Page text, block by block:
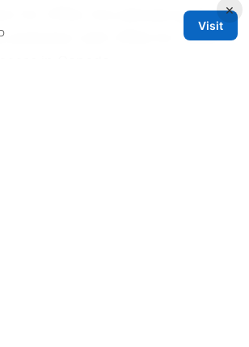
for VPNs: the ultimate guide
extension with VPNs for online
×
Visit